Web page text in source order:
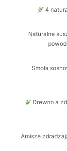
4
Naturalne
Smoła
Drewno a
Amisze